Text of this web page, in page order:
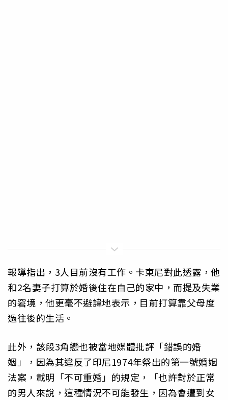
報導指出，3人目前沒有工作。卡東尼對此透露，他
和2名妻子打算於婚後住在自己的家中，而提及失業
的窘境，他更毫不避諱地表示，目前打算靠父母度
過往後的生活。
此外，該段3角戀也被當地媒體批評「錯誤的婚
姻」，因為其違反了印尼1974年祭出的第一號婚姻
法案，載明「不可重婚」的規定，「也許對於正常
的男人來說，這種情況不可能發生，因為會遭到女